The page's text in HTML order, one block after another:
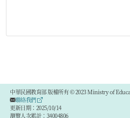
中華民國教育部 版權所有 © 2023 Ministry of
聯絡我們
更新日期：2025/10/14
瀏覽人次累計：34004806